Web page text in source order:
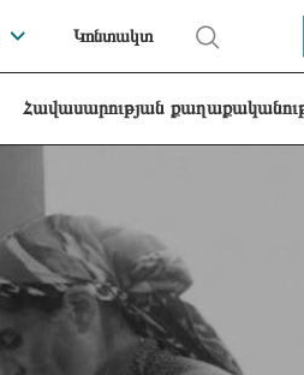
Կոնտակտ
Հավասարության